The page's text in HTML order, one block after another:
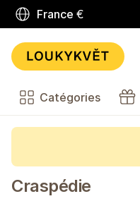
France €
Catégories
Craspédie